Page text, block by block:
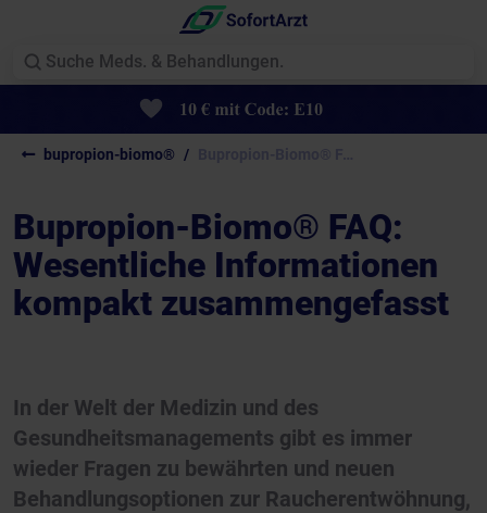
bupropion-biomo®
Bupropion-Biomo® FAQ:
Wesentliche Informationen
kompakt zusammengefasst
In der Welt der Medizin und des
Gesundheitsmanagements gibt es immer
wieder Fragen zu bewährten und neuen
Behandlungsoptionen zur Raucherentwöhnung,